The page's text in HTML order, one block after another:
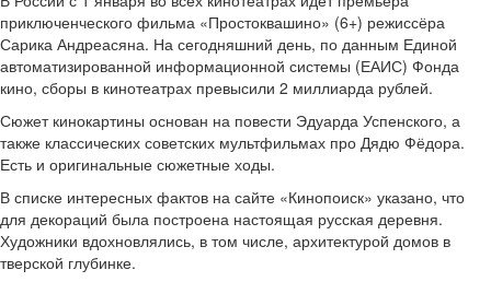
приключенческого фильма «Простоквашино» (6+) режиссёра
Сарика Андреасяна. На сегодняшний день, по данным Единой
автоматизированной информационной системы (ЕАИС) Фонда
кино, сборы в кинотеатрах превысили 2 миллиарда рублей.
Сюжет кинокартины основан на повести Эдуарда Успенского, а
также классических советских мультфильмах про Дядю Фёдора.
Есть и оригинальные сюжетные ходы.
В списке интересных фактов на сайте «Кинопоиск» указано, что
для декораций была построена настоящая русская деревня.
Художники вдохновлялись, в том числе, архитектурой домов в
тверской глубинке.